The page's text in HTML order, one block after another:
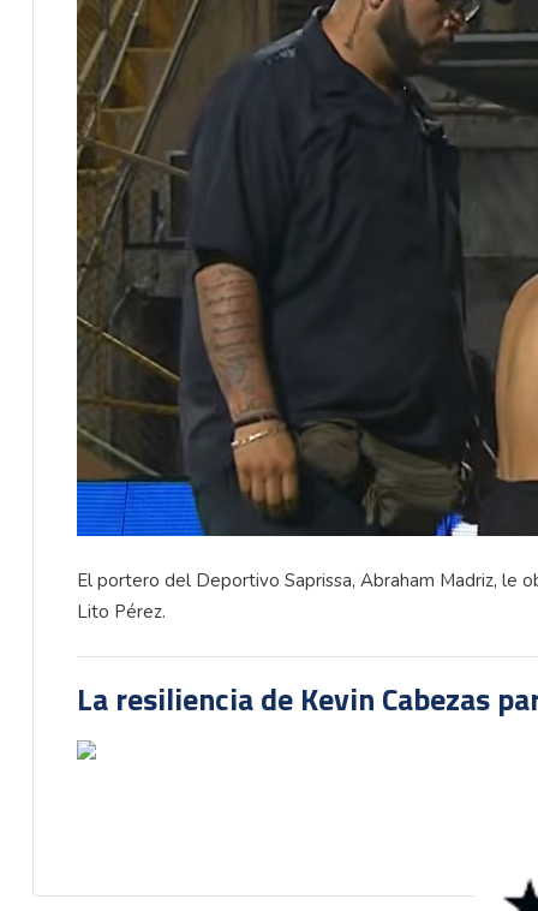
El portero del Deportivo Saprissa, Abraham Madriz, le
Lito Pérez.
La resiliencia de Kevin Cabezas